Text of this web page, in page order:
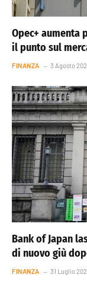
Opec+
il punto sul
FINANZA 3 Agosto
Bank of Japan
di nuovo giù
FINANZA 31 Luglio